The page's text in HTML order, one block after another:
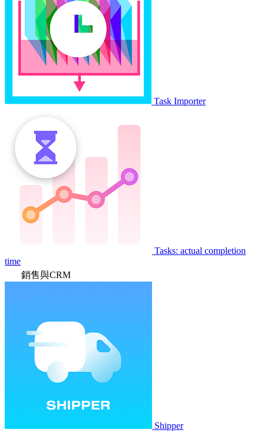
Task Importer
Tasks: actual completion
time
銷售與CRM
Shipper